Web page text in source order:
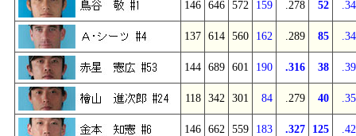
146 646 572 159 .278 52
137 614 560 162 .289 85
144 689 601 190 .316 38
118 342 301 84 .279 40
146 662 559 183 .327 125